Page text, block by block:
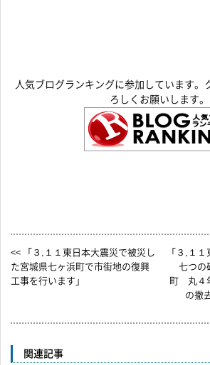
人気ブログランキングに参加しています。
ろしくお願いします。
<< 「３.１１東日本大震災で被災し
た宮城県七ヶ浜町で市街地の復興
工事を行います」
「３.１
七つの
町 丸４
の撤
関連記事